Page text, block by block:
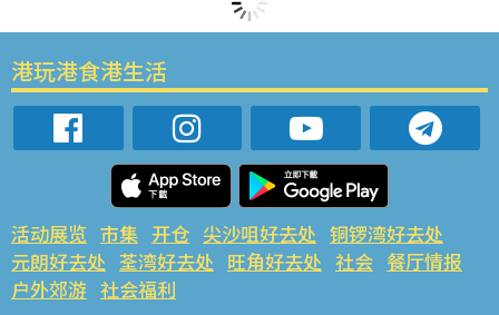
港玩港食港生活
活动展览 市集 开仓 尖沙咀好去处 铜锣湾好去处
元朗好去处 荃湾好去处 旺角好去处 社会 餐厅情报
户外郊游 社会福利